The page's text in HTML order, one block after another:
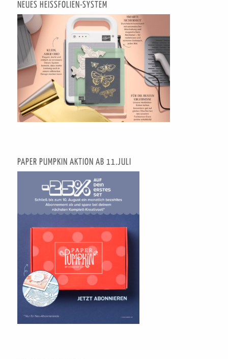
NEUES HEISSFOLIEN-SYSTEM
PAPER PUMPKIN AKTION AB 11.JULI